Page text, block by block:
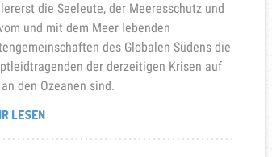
die Seeleute, der Meeresschutz und
und mit dem Meer lebenden
des Globalen Südens die
der derzeitigen Krisen auf
den Ozeanen sind.
LESEN„FÜR